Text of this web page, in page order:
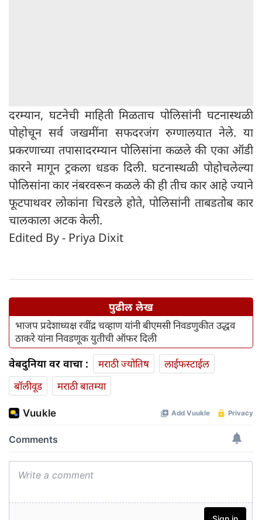
दरम्यान, घटनेची माहिती मिळताच पोलिसांनी घटनास्थळी
पोहोचून सर्व जखमींना सफदरजंग रुग्णालयात नेले. या
प्रकरणाच्या तपासादरम्यान पोलिसांना कळले की एका ऑडी
कारने मागून ट्रकला धडक दिली. घटनास्थळी पोहोचलेल्या
पोलिसांना कार नंबरवरून कळले की ही तीच कार आहे ज्याने
फूटपाथवर लोकांना चिरडले होते, पोलिसांनी ताबडतोब कार
चालकाला अटक केली.
Edited By - Priya Dixit
पुढील लेख
भाजप प्रदेशाध्यक्ष रवींद्र चव्हाण यांनी बीएमसी निवडणुकीत उद्धव
ठाकरे यांना निवडणूक युतीची ऑफर दिली
वेबदुनिया वर वाचा : मराठी ज्योतिष
लाईफस्टाईल
बॉलीवूड
मराठी बातम्या